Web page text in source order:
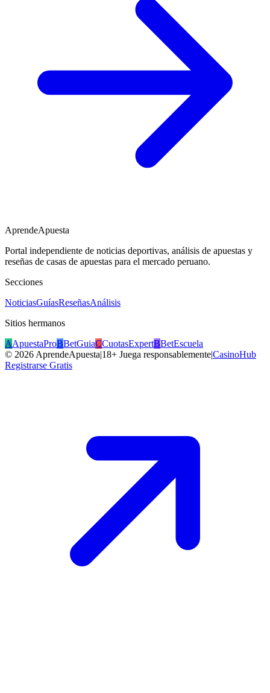
AprendeApuesta
Portal independiente de noticias deportivas, análisis de apuestas y
reseñas de casas de apuestas para el mercado peruano.
Secciones
NoticiasGuíasReseñasAnálisis
Sitios hermanos
AApuestaProBBetGuiaCCuotasExpertBBetEscuela
© 2026 AprendeApuesta|18+ Juega responsablemente|CasinoHub
Registrarse Gratis